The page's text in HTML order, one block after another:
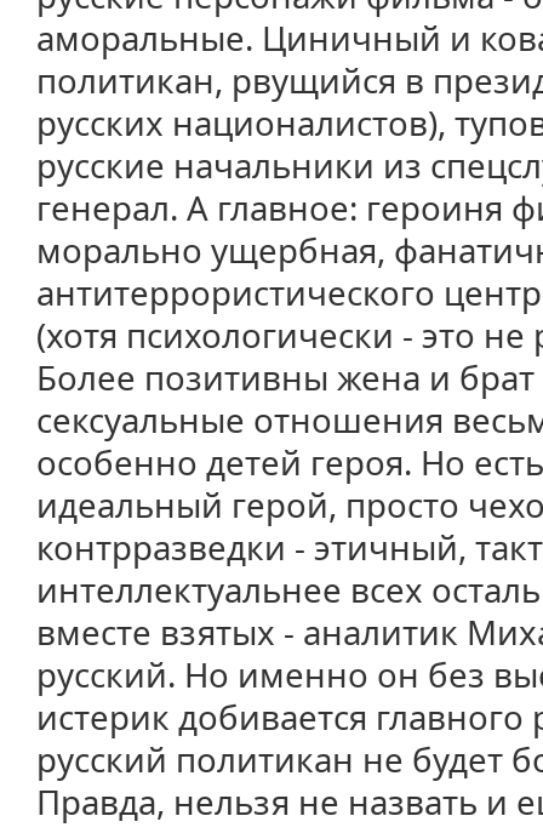
аморальные. Циничный и
политикан, рвущийся в
русских националистов),
русские начальники из
генерал. А главное: героиня
морально ущербная,
антитеррористического
(хотя психологически - это
Более позитивны жена и брат
сексуальные отношения
особенно детей героя. Но
идеальный герой, просто
контрразведки - этичный,
интеллектуальнее всех
вместе взятых - аналитик
русский. Но именно он без
истерик добивается
русский политикан не будет
Правда, нельзя не назвать и